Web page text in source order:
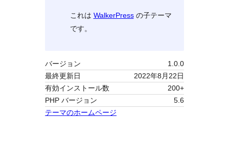
これは WalkerPressの子テーマ
です。
バージョン
1.0.0
最終更新日
2022年8月22日
有効インストール数
200+
PHP バージョン
5.6
テーマのホームページ